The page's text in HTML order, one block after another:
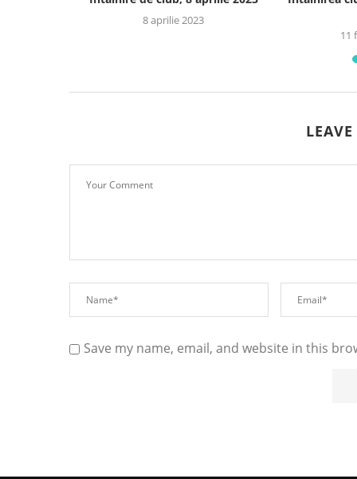
8 aprilie 2023
11
Save my name, email, and website in this